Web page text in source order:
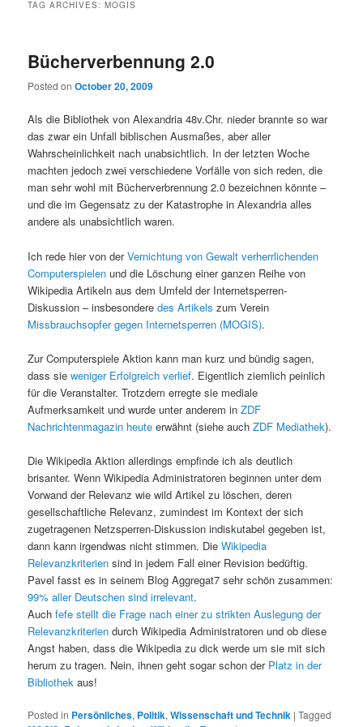
TAG ARCHIVES:MOGIS
Bücherverbennung 2.0
Posted onOctober 20, 2009
Als die Bibliothek von Alexandria 48v.Chr. nieder brannte so war
das zwar ein Unfall biblischen Ausmaßes, aber aller
Wahrscheinlichkeit nach unabsichtlich. In der letzten Woche
machten jedoch zwei verschiedene Vorfälle von sich reden, die
man sehr wohl mit Bücherverbrennung 2.0 bezeichnen könnte –
und die im Gegensatz zu der Katastrophe in Alexandria alles
andere als unabsichtlich waren.
Ich rede hier von derVernichtung von Gewalt verherrlichenden
Computerspielen und die Löschung einer ganzen Reihe von
Wikipedia Artikeln aus dem Umfeld der Internetsperren-
Diskussion – insbesonderedes Artikels zum Verein
Missbrauchsopfer gegen Internetsperren (MOGIS).
Zur Computerspiele Aktion kann man kurz und bündig sagen,
dass sieweniger Erfolgreich verlief. Eigentlich ziemlich peinlich
für die Veranstalter. Trotzdem erregte sie mediale
Aufmerksamkeit und wurde unter anderem inZDF
Nachrichtenmagazin heute erwähnt (siehe auchZDF Mediathek).
Die Wikipedia Aktion allerdings empfinde ich als deutlich
brisanter. Wenn Wikipedia Administratoren beginnen unter dem
Vorwand der Relevanz wie wild Artikel zu löschen, deren
gesellschaftliche Relevanz, zumindest im Kontext der sich
zugetragenen Netzsperren-Diskussion indiskutabel gegeben ist,
dann kann irgendwas nicht stimmen. DieWikipedia
Relevanzkriterien sind in jedem Fall einer Revision bedüftig.
Pavel fasst es in seinem Blog Aggregat7 sehr schön zusammen:
99% aller Deutschen sind irrelevant.
Auchfefe stellt die Frage nach einer zu strikten Auslegung der
Relevanzkriterien durch Wikipedia Administratoren und ob diese
Angst haben, dass die Wikipedia zu dick werde um sie mit sich
herum zu tragen. Nein, ihnen geht sogar schon der Platz in der
Bibliothek aus!
Posted in Persönliches, Politik,Wissenschaft und Technik |Tagged